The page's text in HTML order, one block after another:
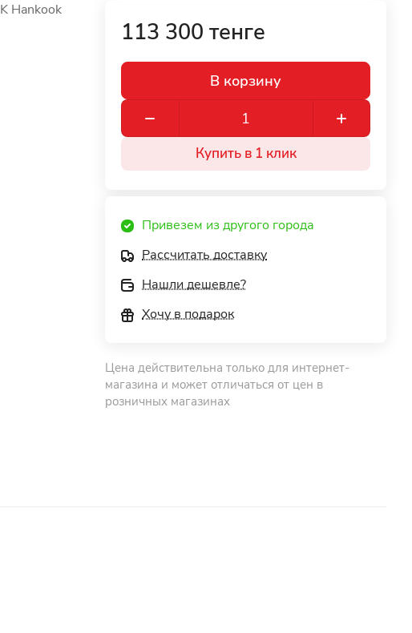
Hankook
113 300 тенге
В корзину
Купить в 1 клик
Привезем из другого города
Рассчитать доставку
Нашли дешевле?
Хочу в подарок
Цена действительна только для интернет-
магазина и может отличаться от цен в
розничных магазинах